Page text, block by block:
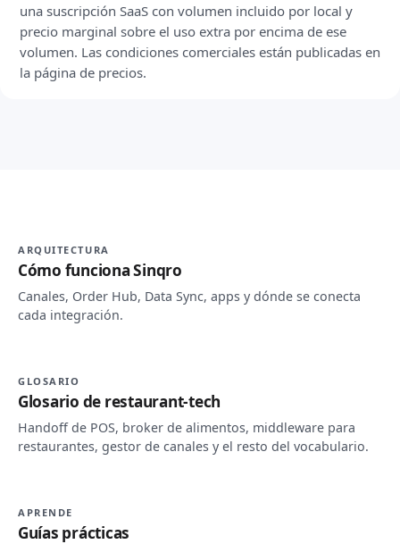
una suscripción SaaS con volumen incluido por local y
precio marginal sobre el uso extra por encima de ese
volumen. Las condiciones comerciales están publicadas en
la página de precios.
ARQUITECTURA
Cómo funciona Sinqro
Canales, Order Hub, Data Sync, apps y dónde se conecta
cada integración.
GLOSARIO
Glosario de restaurant-tech
Handoff de POS, broker de alimentos, middleware para
restaurantes, gestor de canales y el resto del vocabulario.
APRENDE
Guías prácticas